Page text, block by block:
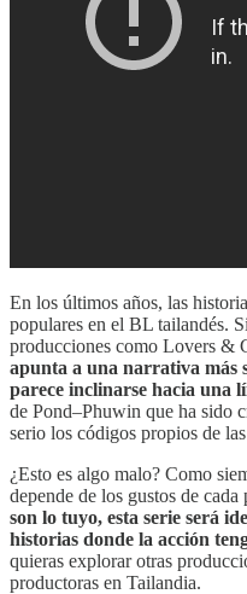
En los últimos años, las
populares en el BL tailandés.
producciones como Lovers &
apunta a una narrativa más
parece inclinarse hacia una
de Pond–Phuwin que ha sido
serio los códigos propios de
¿Esto es algo malo? Como
depende de los gustos de cada
son lo tuyo, esta serie será
historias donde la acción
quieras explorar otras
productoras en Tailandia.